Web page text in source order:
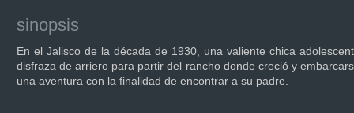
sinopsis
En el Jalisco de la década de 1930, una valiente chica
disfraza de arriero para partir del rancho donde creció y
una aventura con la finalidad de encontrar a su padre.